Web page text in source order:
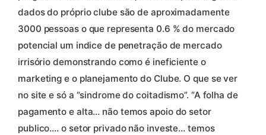
dados do próprio clube são de aproximadamente
3000 pessoas o que representa 0.6 % do mercado
potencial um indice de penetração de mercado
irrisório demonstrando como é ineficiente o
marketing e o planejamento do Clube. O que se ver
no site e só a “sindrome do coitadismo”. “A folha de
pagamento e alta… não temos apoio do setor
publico…. o setor privado não investe… temos